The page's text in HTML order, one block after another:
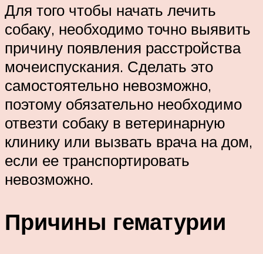
Для того чтобы начать лечить
собаку, необходимо точно выявить
причину появления расстройства
мочеиспускания. Сделать это
самостоятельно невозможно,
поэтому обязательно необходимо
отвезти собаку в ветеринарную
клинику или вызвать врача на дом,
если ее транспортировать
невозможно.
Причины гематурии